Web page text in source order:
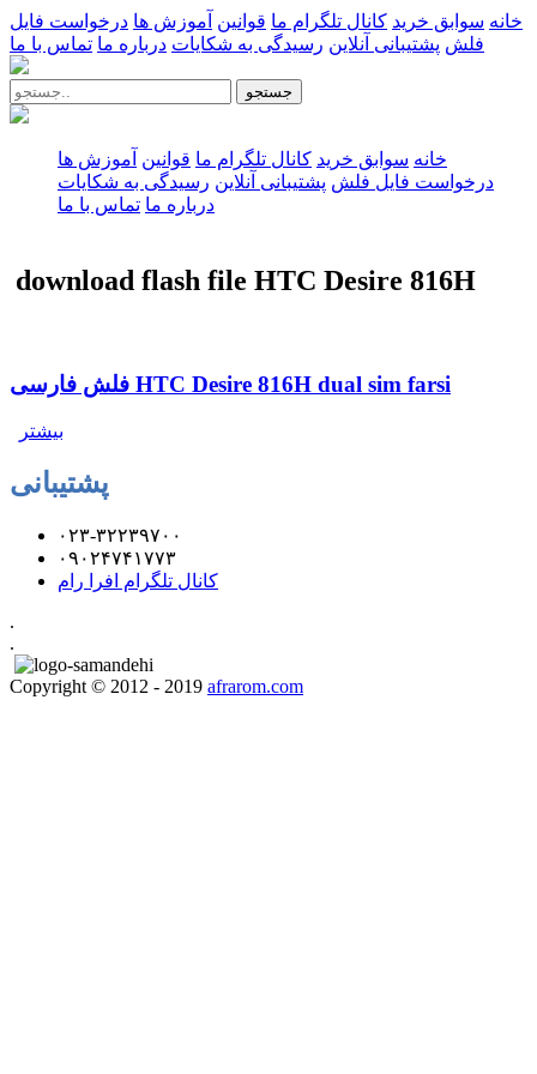
خانه سوابق خرید کانال تلگرام ما قوانین آموزش ها درخواست فایل
فلش پشتیبانی آنلاین رسیدگی به شکایات درباره ما تماس با ما
جستجو
خانه سوابق خرید کانال تلگرام ما قوانین آموزش ها
درخواست فایل فلش پشتیبانی آنلاین رسیدگی به شکایات
درباره ما تماس با ما
download flash file HTC Desire 816H
فلش فارسی HTC Desire 816H dual sim farsi
بیشتر
پشتیبانی
۰۲۳-۳۲۲۳۹۷۰۰
۰۹۰۲۴۷۴۱۷۷۳
کانال تلگرام افرا رام
.
.
Copyright © 2012 - 2019 afrarom.com